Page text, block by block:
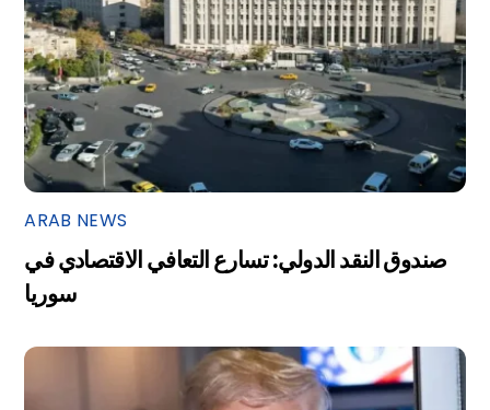
ARAB NEWS
صندوق النقد الدولي: تسارع التعافي الاقتصادي في
سوريا